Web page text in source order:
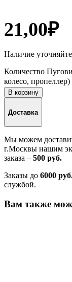
21,00₽
Наличие уточняйте
Количество
колесо, пропеллер)
В корзину
Доставка
Мы можем
г.Москвы нашим
заказа – 500 руб.
Заказы до 6000
службой.
Вам также